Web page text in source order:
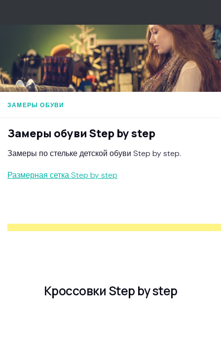
ЗАМЕРЫ ОБУВИ
Замеры обуви Step by step
Замеры по стельке детской обуви Step by step.
Размерная сетка Step by step
Кроссовки Step by step